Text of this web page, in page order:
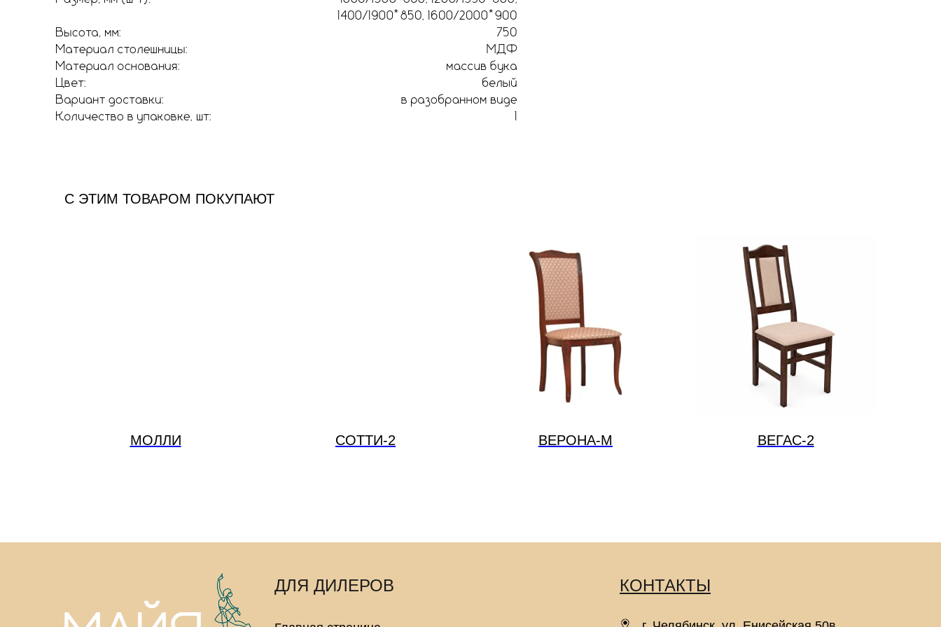
С ЭТИМ ТОВАРОМ ПОКУПАЮТ
МОЛЛИ СОТТИ-2 ВЕРОНА-М ВЕГАС-2
ДЛЯ ДИЛЕРОВ КОНТАКТЫ